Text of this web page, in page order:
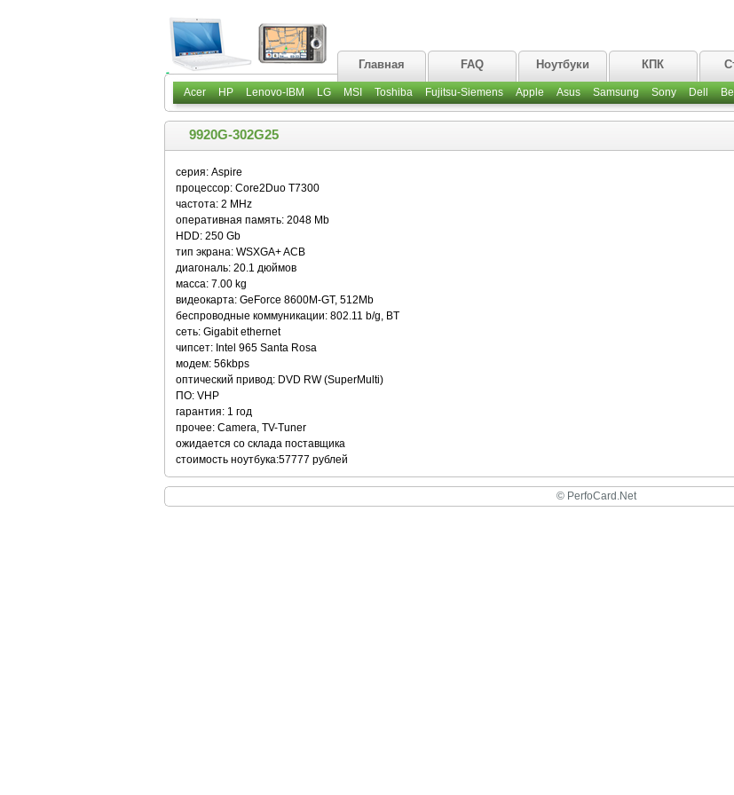
Главная FAQ Ноутбуки КПК
Acer HP Lenovo-IBM LG MSI Toshiba Fujitsu-Siemens Apple Asus Samsung Sony Dell
9920G-302G25
серия: Aspire
процессор: Core2Duo T7300
частота: 2 MHz
оперативная память: 2048 Mb
HDD: 250 Gb
тип экрана: WSXGA+ ACB
диагональ: 20.1 дюймов
масса: 7.00 kg
видеокарта: GeForce 8600M-GT, 512Mb
беспроводные коммуникации: 802.11 b/g, BT
сеть: Gigabit ethernet
чипсет: Intel 965 Santa Rosa
модем: 56kbps
оптический привод: DVD RW (SuperMulti)
ПО: VHP
гарантия: 1 год
прочее: Camera, TV-Tuner
ожидается со склада поставщика
стоимость ноутбука:57777 рублей
© PerfoCard.Net